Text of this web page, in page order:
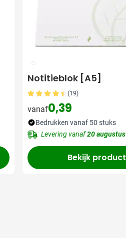
002
Notitieblok [A5]
(19)
vanaf0,39
Bedrukken vanaf 50 stuks
Levering vanaf20 augustus
Bekijk product